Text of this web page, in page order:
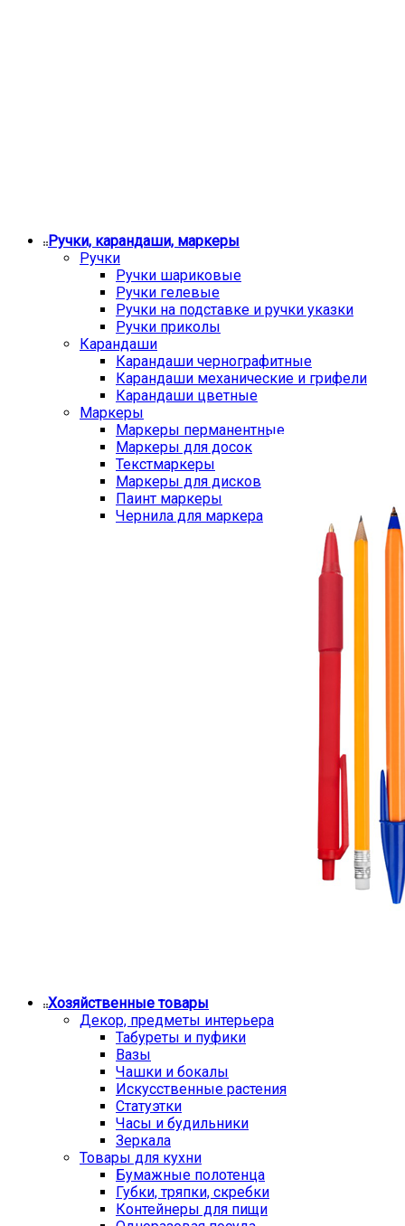
Ручки, карандаши, маркеры
Ручки
Ручки шариковые
Ручки гелевые
Ручки на подставке и ручки указки
Ручки приколы
Карандаши
Карандаши чернографитные
Карандаши механические и грифели
Карандаши цветные
Маркеры
Маркеры перманентные
Маркеры для досок
Текстмаркеры
Маркеры для дисков
Паинт маркеры
Чернила для маркера
Хозяйственные товары
Декор, предметы интерьера
Табуреты и пуфики
Вазы
Чашки и бокалы
Искусственные растения
Статуэтки
Часы и будильники
Зеркала
Товары для кухни
Бумажные полотенца
Губки, тряпки, скребки
Контейнеры для пищи